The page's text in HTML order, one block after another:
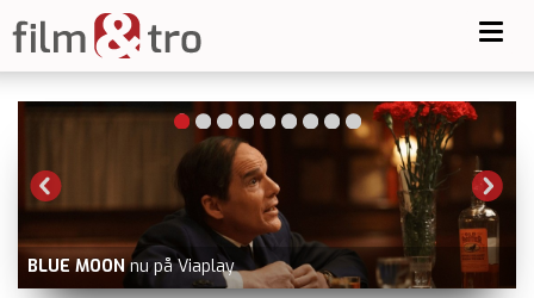
BLUE MOON nu på Viaplay